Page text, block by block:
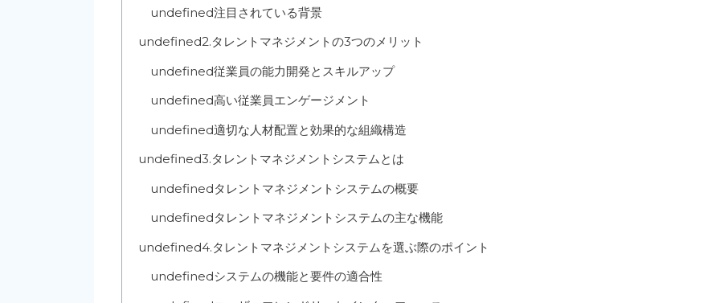
undefined注目されている背景
undefined2.タレントマネジメントの3つのメリット
undefined従業員の能力開発とスキルアップ
undefined高い従業員エンゲージメント
undefined適切な人材配置と効果的な組織構造
undefined3.タレントマネジメントシステムとは
undefinedタレントマネジメントシステムの概要
undefinedタレントマネジメントシステムの主な機能
undefined4.タレントマネジメントシステムを選ぶ際のポイント
undefinedシステムの機能と要件の適合性